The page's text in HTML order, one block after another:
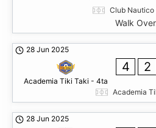
Club Nautico
Walk
28 Jun 2025
Academia Tiki Taki - 4ta
4 2
Academia
28 Jun 2025